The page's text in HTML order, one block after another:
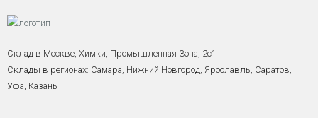
Склад в Москве, Химки, Промышленная Зона, 2с1
Склады в регионах: Самара, Нижний Новгород, Ярославль, Саратов,
Уфа, Казань